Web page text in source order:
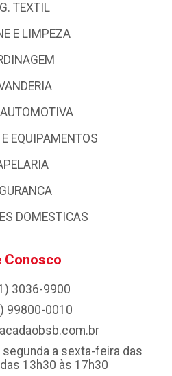
TEXTIL
E LIMPEZA
EQUIPAMENTOS
DOMESTICAS
Conosco
3036-9900
99800-0010
a sexta-feira das
13h30 às 17h30